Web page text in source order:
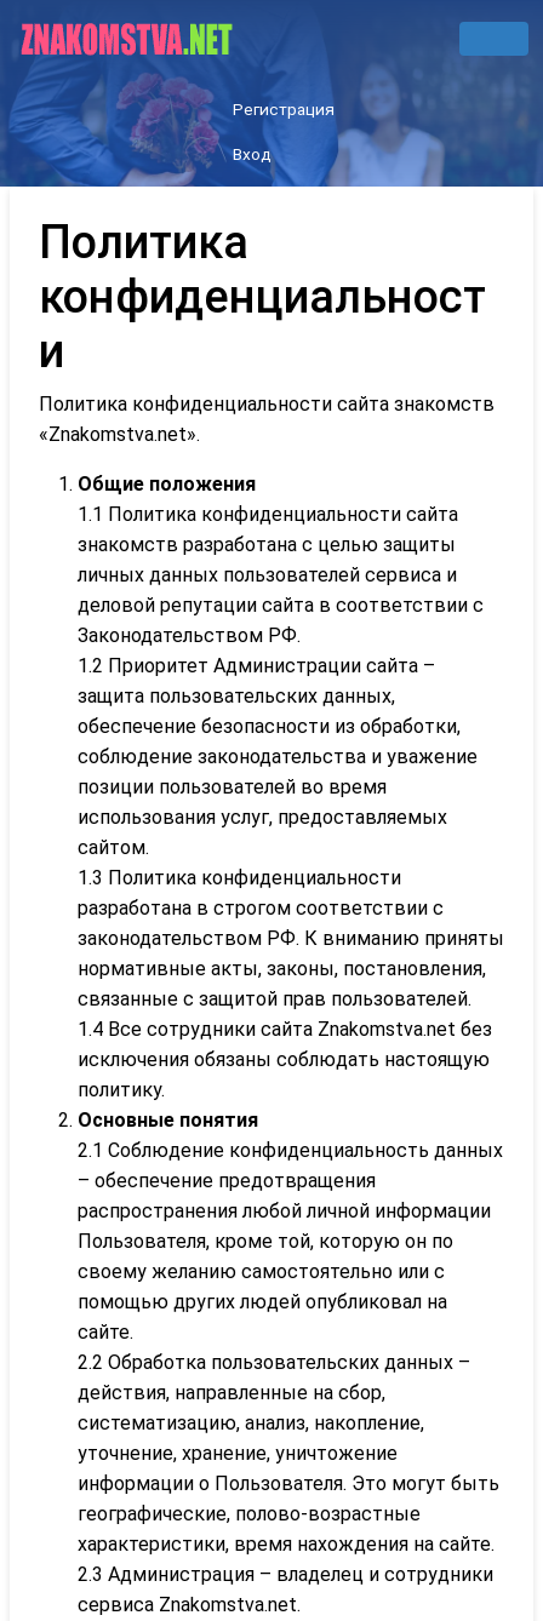
Регистрация
Вход
Политика
конфиденциальност
и
Политика конфиденциальности сайта знакомств
«Znakomstva.net».
Общие положения
1.1 Политика конфиденциальности сайта
знакомств разработана с целью защиты
личных данных пользователей сервиса и
деловой репутации сайта в соответствии с
Законодательством РФ.
1.2 Приоритет Администрации сайта –
защита пользовательских данных,
обеспечение безопасности из обработки,
соблюдение законодательства и уважение
позиции пользователей во время
использования услуг, предоставляемых
сайтом.
1.3 Политика конфиденциальности
разработана в строгом соответствии с
законодательством РФ. К вниманию приняты
нормативные акты, законы, постановления,
связанные с защитой прав пользователей.
1.4 Все сотрудники сайта Znakomstva.net без
исключения обязаны соблюдать настоящую
политику.
Основные понятия
2.1 Соблюдение конфиденциальность данных
– обеспечение предотвращения
распространения любой личной информации
Пользователя, кроме той, которую он по
своему желанию самостоятельно или с
помощью других людей опубликовал на
сайте.
2.2 Обработка пользовательских данных –
действия, направленные на сбор,
систематизацию, анализ, накопление,
уточнение, хранение, уничтожение
информации о Пользователя. Это могут быть
географические, полово-возрастные
характеристики, время нахождения на сайте.
2.3 Администрация – владелец и сотрудники
сервиса Znakomstva.net.